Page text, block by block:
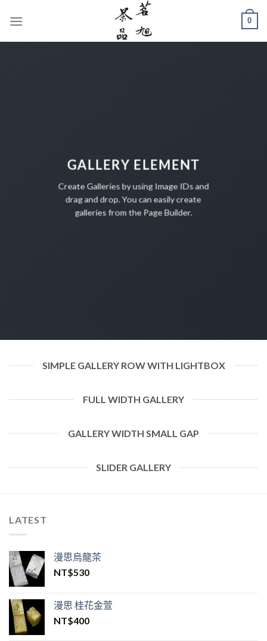
0
GALLERY ELEMENT
Create Galleries by using Image IDs and
drag and drop. You can easily create
galleries from the Page Builder.
SIMPLE GALLERY ROW WITH LIGHTBOX
FULL WIDTH GALLERY
GALLERY WIDTH SMALL GAP
SLIDER GALLERY
LATEST
漫思烏龍茶
NT$530
漫思 桂花金萱
NT$400